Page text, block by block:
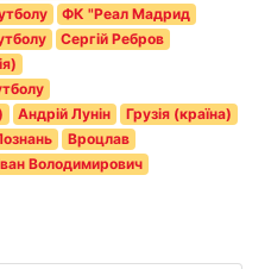
ФК "Реал Мадрид
Сергій Ребров
Андрій Лунін
Грузія (країна)
Вроцлав
Володимирович